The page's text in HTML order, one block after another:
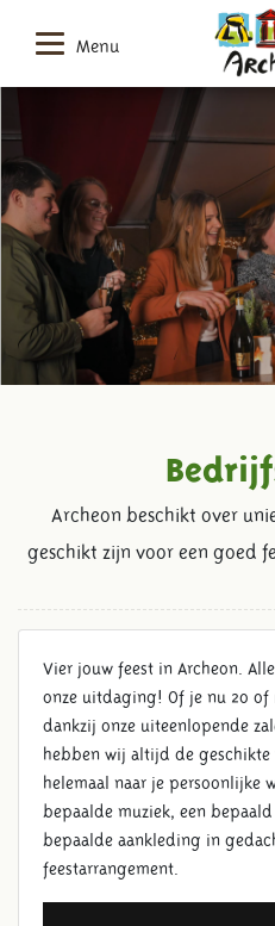
Menu
Archeon beschikt over
geschikt zijn voor een goed
Vier jouw feest in Archeon.
onze uitdaging! Of je nu 20
dankzij onze uiteenlopende
hebben wij altijd de geschikte
helemaal naar je persoonlijke
bepaalde muziek, een
bepaalde aankleding in
feestarrangement.